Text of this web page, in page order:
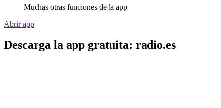
Muchas otras funciones de la app
Abrir app
Descarga la app gratuita: radio.es